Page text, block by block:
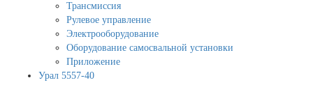
Трансмиссия
Рулевое управление
Электрооборудование
Оборудование самосвальной установки
Приложение
Урал 5557-40